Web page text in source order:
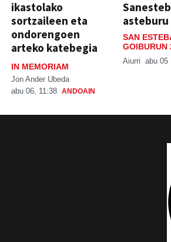
ikastolako
sortzaileen eta
ondorengoen
arteko katebegia
IN MEMORIAM
Jon Ander Ubeda
abu 06, 11:38 ANDOAIN
SAN
GOIBURUN
Aiurri abu 05